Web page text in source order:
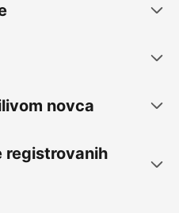
novca
registrovanih